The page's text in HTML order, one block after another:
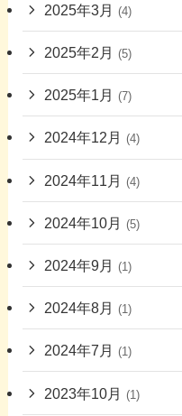
2025年3月 (4)
2025年2月 (5)
2025年1月 (7)
2024年12月 (4)
2024年11月 (4)
2024年10月 (5)
2024年9月 (1)
2024年8月 (1)
2024年7月 (1)
2023年10月 (1)